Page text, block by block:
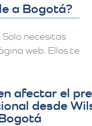
a Bogotá?
necesitas
web. Ellos te
afectar el
desde